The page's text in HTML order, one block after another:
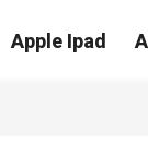
Apple Ipad